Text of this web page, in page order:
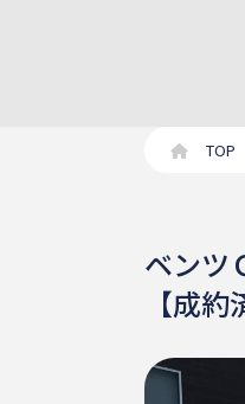
TOP
ベンツ
【成約